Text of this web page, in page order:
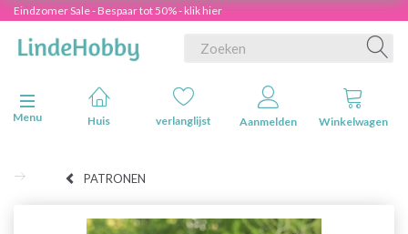
Eindzomer Sale - Bespaar tot 50% - klik hier
Navigatie in-/uitschakelen
Menu
Huis verlanglijst Aanmelden Winkelwagen
PATRONEN